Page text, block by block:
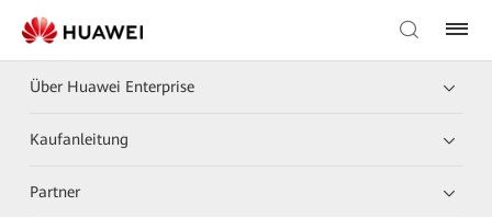
Über Huawei Enterprise
Kaufanleitung
Partner